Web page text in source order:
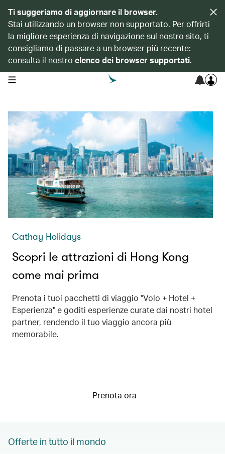
Ti suggeriamo di aggiornare il browser.
Stai utilizzando un browser non supportato. Per offrirti
la migliore esperienza di navigazione sul nostro sito, ti
consigliamo di passare a un browser più recente:
consulta il nostro elenco dei browser supportati.
open navigation menu
Cathay Holidays
Scopri le attrazioni di Hong Kong
come mai prima
Prenota i tuoi pacchetti di viaggio "Volo + Hotel +
Esperienza" e goditi esperienze curate dai nostri hotel
partner, rendendo il tuo viaggio ancora più
memorabile.
Prenota ora
Offerte in tutto il mondo